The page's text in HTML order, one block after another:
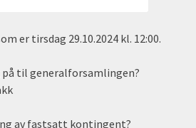
er tirsdag 29.10.2024 kl. 12:00.
på til generalforsamlingen?
av fastsatt kontingent?